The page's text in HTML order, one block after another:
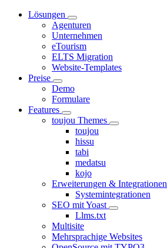
Lösungen
Agenturen
Unternehmen
eTourism
ELTS Migration
Website-Templates
Preise
Demo
Formulare
Features
toujou Themes
toujou
hissu
tabi
medatsu
kojo
Erweiterungen & Integrationen
Systemintegrationen
SEO mit Yoast
Llms.txt
Multisite
Mehrsprachige Websites